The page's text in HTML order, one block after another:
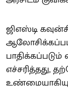
ஜிஎஸ்டி
பாதிக்கப்படும்
எச்சரித்தது,